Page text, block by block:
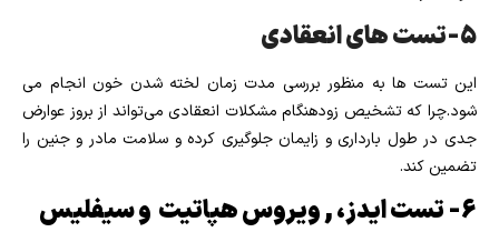
۵-تست های انعقادی
این تست ها به منظور بررسی مدت زمان لخته شدن خون انجام می
شود.چرا که تشخیص زودهنگام مشکلات انعقادی می‌تواند از بروز عوارض
جدی در طول بارداری و زایمان جلوگیری کرده و سلامت مادر و جنین را
تضمین کند.
۶- تست ایدز، , ویروس هپاتیت و سیفلیس